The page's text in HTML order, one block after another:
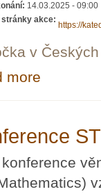
14.03.2025 - 09:00
stránky akce:
https://
v
more